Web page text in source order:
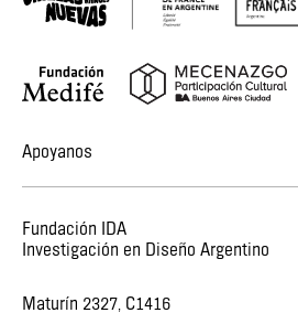
Apoyanos
Fundación IDA
Investigación en Diseño Argentino
Maturín 2327, C1416